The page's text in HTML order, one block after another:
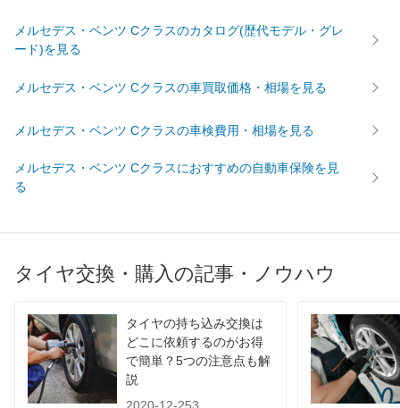
メルセデス・ベンツ Cクラスのカタログ(歴代モデル・グレ
ード)を見る
メルセデス・ベンツ Cクラスの車買取価格・相場を見る
メルセデス・ベンツ Cクラスの車検費用・相場を見る
メルセデス・ベンツ Cクラスにおすすめの自動車保険を見
る
タイヤ交換・購入の記事・ノウハウ
タイヤの持ち込み交換は
どこに依頼するのがお得
で簡単？5つの注意点も解
説